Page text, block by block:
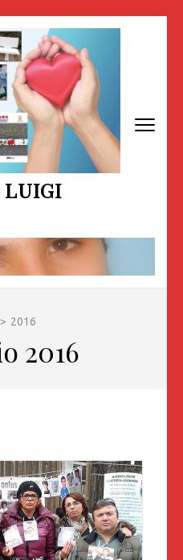
LUIGI
> 2016
2016